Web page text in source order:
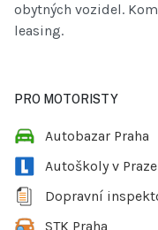
obytných vozidel.
leasing.
PRO MOTORISTY
Autobazar Praha
Autoškoly v Praze
Dopravní
STK Praha